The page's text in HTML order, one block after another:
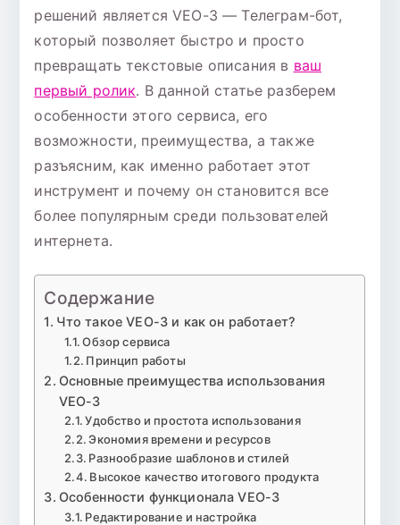
решений является VEO-3 — Телеграм-бот,
который позволяет быстро и просто
превращать текстовые описания в ваш
первый ролик. В данной статье разберем
особенности этого сервиса, его
возможности, преимущества, а также
разъясним, как именно работает этот
инструмент и почему он становится все
более популярным среди пользователей
интернета.
Содержание
Что такое VEO-3 и как он работает?
Обзор сервиса
Принцип работы
Основные преимущества использования
VEO-3
Удобство и простота использования
Экономия времени и ресурсов
Разнообразие шаблонов и стилей
Высокое качество итогового продукта
Особенности функционала VEO-3
Редактирование и настройка